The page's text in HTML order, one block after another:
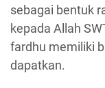
sebagai bentuk
kepada Allah
fardhu memiliki
dapatkan.